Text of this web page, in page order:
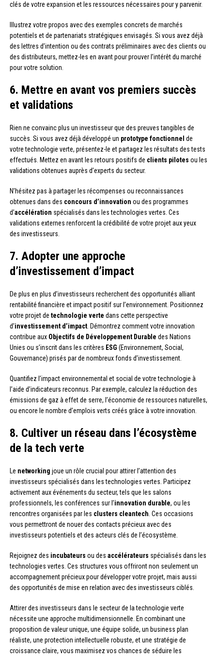
clés de votre expansion et les ressources nécessaires pour y parvenir.
Illustrez votre propos avec des exemples concrets de marchés
potentiels et de partenariats stratégiques envisagés. Si vous avez déjà
des lettres d’intention ou des contrats préliminaires avec des clients ou
des distributeurs, mettez-les en avant pour prouver l’intérêt du marché
pour votre solution.
6. Mettre en avant vos premiers succès
et validations
Rien ne convainc plus un investisseur que des preuves tangibles de
succès. Si vous avez déjà développé un prototype fonctionnel de
votre technologie verte, présentez-le et partagez les résultats des tests
effectués. Mettez en avant les retours positifs de clients pilotes ou les
validations obtenues auprès d’experts du secteur.
N’hésitez pas à partager les récompenses ou reconnaissances
obtenues dans des concours d’innovation ou des programmes
d’accélération spécialisés dans les technologies vertes. Ces
validations externes renforcent la crédibilité de votre projet aux yeux
des investisseurs.
7. Adopter une approche
d’investissement d’impact
De plus en plus d’investisseurs recherchent des opportunités alliant
rentabilité financière et impact positif sur l’environnement. Positionnez
votre projet de technologie verte dans cette perspective
d’investissement d’impact. Démontrez comment votre innovation
contribue aux Objectifs de Développement Durable des Nations
Unies ou s’inscrit dans les critères ESG (Environnement, Social,
Gouvernance) prisés par de nombreux fonds d’investissement.
Quantifiez l’impact environnemental et social de votre technologie à
l’aide d’indicateurs reconnus. Par exemple, calculez la réduction des
émissions de gaz à effet de serre, l’économie de ressources naturelles,
ou encore le nombre d’emplois verts créés grâce à votre innovation.
8. Cultiver un réseau dans l’écosystème
de la tech verte
Le networking joue un rôle crucial pour attirer l’attention des
investisseurs spécialisés dans les technologies vertes. Participez
activement aux événements du secteur, tels que les salons
professionnels, les conférences sur l’innovation durable, ou les
rencontres organisées par les clusters cleantech. Ces occasions
vous permettront de nouer des contacts précieux avec des
investisseurs potentiels et des acteurs clés de l’écosystème.
Rejoignez des incubateurs ou des accélérateurs spécialisés dans les
technologies vertes. Ces structures vous offriront non seulement un
accompagnement précieux pour développer votre projet, mais aussi
des opportunités de mise en relation avec des investisseurs ciblés.
Attirer des investisseurs dans le secteur de la technologie verte
nécessite une approche multidimensionnelle. En combinant une
proposition de valeur unique, une équipe solide, un business plan
réaliste, une protection intellectuelle robuste, et une stratégie de
croissance claire, vous maximisez vos chances de séduire les